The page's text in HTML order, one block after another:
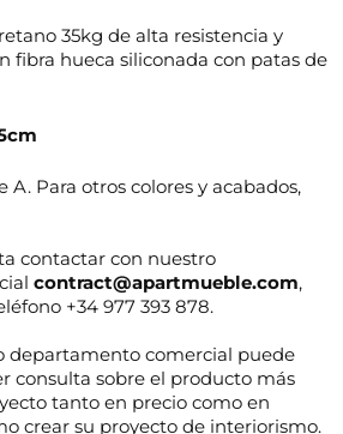
35kg de alta resistencia y
fibra hueca siliconada con patas de
A. Para otros colores y acabados,
contactar con nuestro
contract@apartmueble.com,
+34 977 393 878.
departamento comercial puede
consulta sobre el producto más
tanto en precio como en
crear su proyecto de interiorismo.